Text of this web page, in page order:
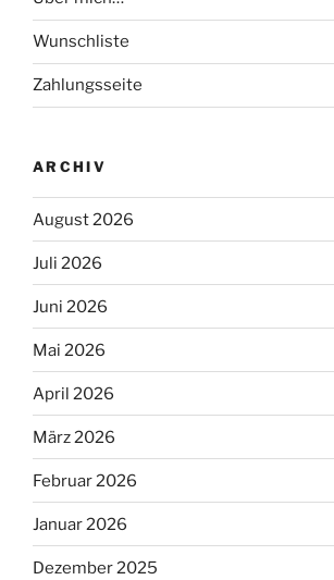
Wunschliste
Zahlungsseite
ARCHIV
August 2026
Juli 2026
Juni 2026
Mai 2026
April 2026
März 2026
Februar 2026
Januar 2026
Dezember 2025